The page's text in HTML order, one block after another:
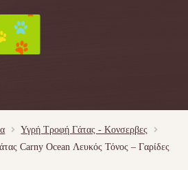
Υγρή Τροφή Γάτας - Kονσερβες
Carny Ocean Λευκός Τόνος – Γαρίδες